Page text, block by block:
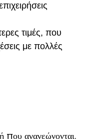
τιμές, που
με πολλές
που ανανεώνονται.